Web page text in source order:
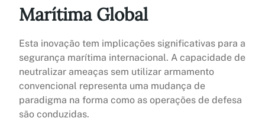
Marítima Global
Esta inovação tem implicações significativas para a
segurança marítima internacional. A capacidade de
neutralizar ameaças sem utilizar armamento
convencional representa uma mudança de
paradigma na forma como as operações de defesa
são conduzidas.